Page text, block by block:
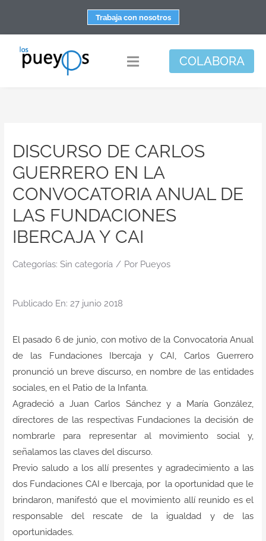
contenido
Trabaja con nosotros
Toggle
Apoyo personal y familiar
Espacio de bienestar
Responsabilidad social
DisArte
Actualidad
Contacto
COLABORA
DISCURSO DE CARLOS
GUERRERO EN LA
CONVOCATORIA ANUAL DE
LAS FUNDACIONES
IBERCAJA Y CAI
Categorías: Sin categoría / Por Pueyos
Publicado En: 27 junio 2018
El pasado 6 de junio, con motivo de la Convocatoria Anual
de las Fundaciones Ibercaja y CAI, Carlos Guerrero
pronunció un breve discurso, en nombre de las entidades
sociales, en el Patio de la Infanta.
Agradeció a Juan Carlos Sánchez y a María González,
directores de las respectivas Fundaciones la decisión de
nombrarle para representar al movimiento social y,
señalamos las claves del discurso.
Previo saludo a los allí presentes y agradecimiento a las
dos Fundaciones CAI e Ibercaja, por la oportunidad que le
brindaron, manifestó que el movimiento allí reunido es el
responsable del rescate de la igualdad y de las
oportunidades.